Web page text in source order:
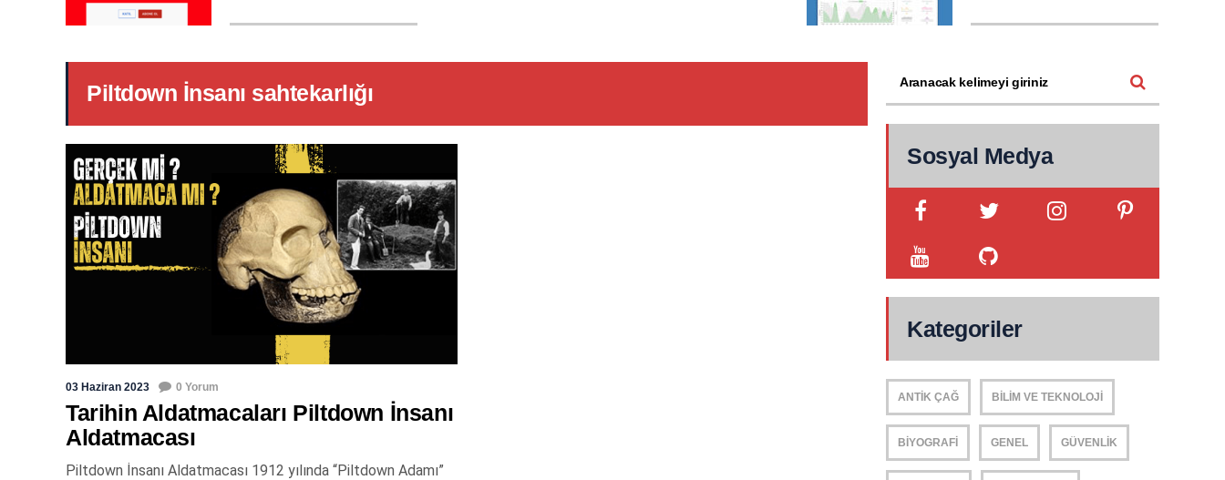
Piltdown İnsanı sahtekarlığı
03 Haziran 2023 0 Yorum
Tarihin Aldatmacaları Piltdown İnsanı
Aldatmacası
Piltdown İnsanı Aldatmacası 1912 yılında “Piltdown Adamı”
Sosyal Medya
Kategoriler
ANTIK ÇAĞ BILIM VE TEKNOLOJI
BIYOGRAFI GENEL GÜVENLIK